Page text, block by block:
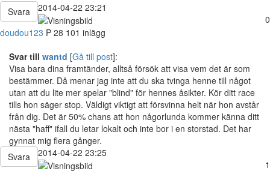
Svara
2014-04-22 23:21
0
doudou123 P 28 101 inlägg
Svar till wantd [Gå till post]:
Visa bara dina framtänder, alltså försök att visa vem det är som
bestämmer. Då menar jag inte att du ska tvinga henne till något
utan att du lite mer spelar "blind" för hennes åsikter. Kör ditt race
tills hon säger stop. Väldigt viktigt att försvinna helt när hon avstår
från dig. Det är 50% chans att hon någorlunda kommer känna ditt
nästa "haff" ifall du letar lokalt och inte bor i en storstad. Det har
gynnat mig flera gånger.
Svara
2014-04-22 23:25
1